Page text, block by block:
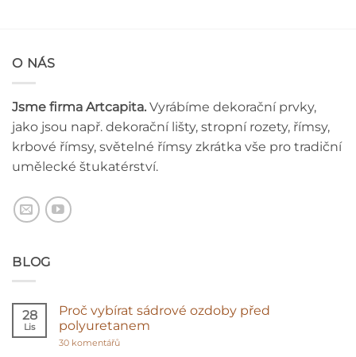
O NÁS
Jsme firma Artcapita. Vyrábíme dekorační prvky,
jako jsou např. dekorační lišty, stropní rozety, římsy,
krbové římsy, světelné římsy zkrátka vše pro tradiční
umělecké štukatérství.
BLOG
28
Lis
Proč vybírat sádrové ozdoby před
polyuretanem
30 komentářůu